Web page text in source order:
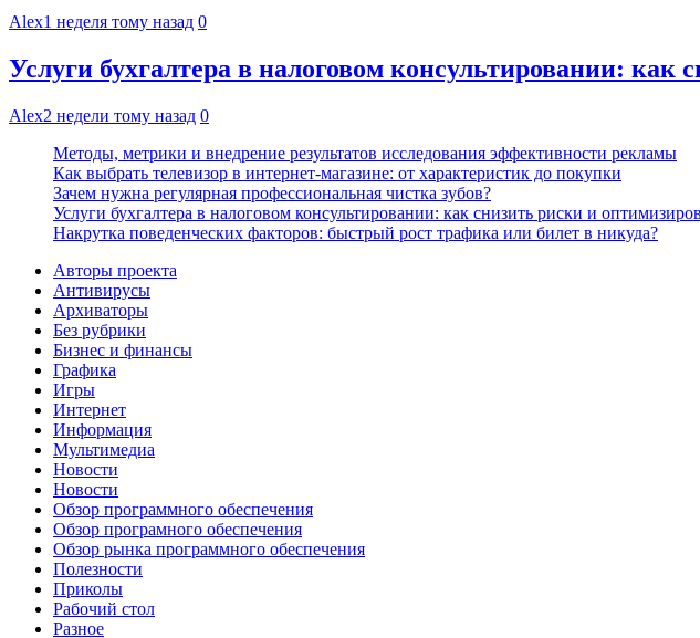
Alex1 неделя тому назад 0
Услуги бухгалтера в налоговом консультировании: как
Alex2 недели тому назад 0
Методы, метрики и внедрение результатов исследования эффективности рекламы
Как выбрать телевизор в интернет-магазине: от характеристик до покупки
Зачем нужна регулярная профессиональная чистка зубов?
Услуги бухгалтера в налоговом консультировании: как снизить риски и
Накрутка поведенческих факторов: быстрый рост трафика или билет в никуда?
Авторы проекта
Антивирусы
Архиваторы
Без рубрики
Бизнес и финансы
Графика
Игры
Интернет
Информация
Мультимедиа
Новости
Новости
Обзор программного обеспечения
Обзор програмного обеспечения
Обзор рынка программного обеспечения
Полезности
Приколы
Рабочий стол
Разное